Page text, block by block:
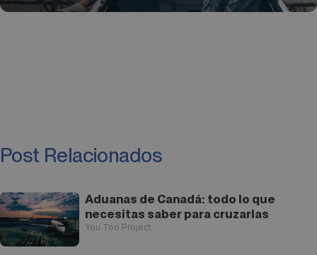
Post Relacionados
Aduanas de Canadá: todo lo que
necesitas saber para cruzarlas
You Too Project